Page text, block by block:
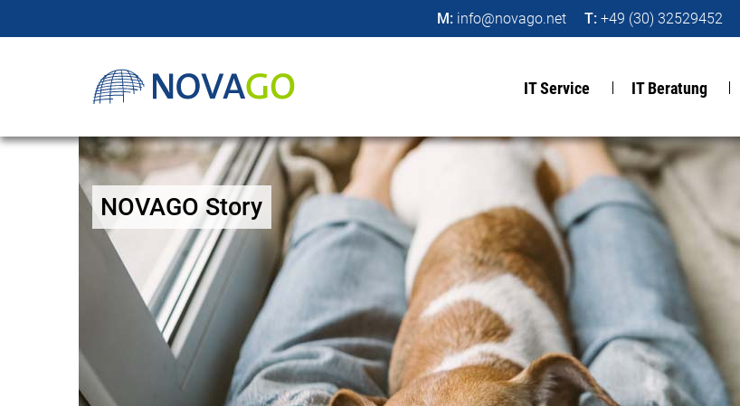
M: info@novago.net T: +49 (30) 32529452
IT Service IT Beratung
NOVAGO Story